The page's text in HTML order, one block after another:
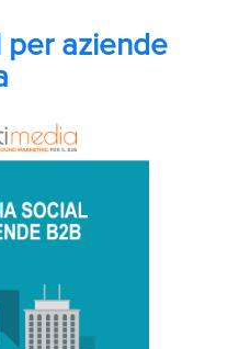
per aziende